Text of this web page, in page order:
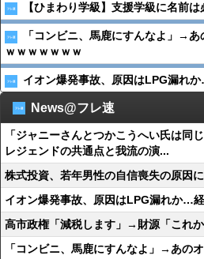
【ひまわり学級】支援学級に名前
「コンビニ、馬鹿にすんなよ」→
ｗｗｗｗｗｗｗ
イオン爆発事故、原因はLPG漏れ
News@フレ速
「ジャニーさんとつかこうへい氏は同
レジェンドの共通点と我流の演...
株式投資、若年男性の自信喪失の原因
イオン爆発事故、原因はLPG漏れか…
高市政権「減税します」→財源「これか
「コンビニ、馬鹿にすんなよ」→あの